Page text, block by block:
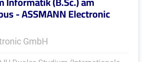
- ASSMANN Electronic
GmbH